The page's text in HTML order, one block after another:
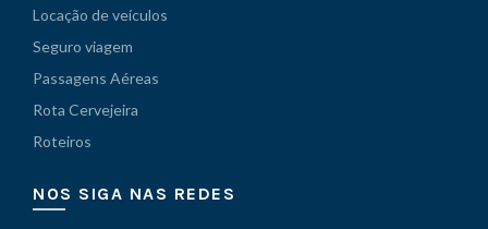
Locação de veículos
Seguro viagem
Passagens Aéreas
Rota Cervejeira
Roteiros
NOS SIGA NAS REDES